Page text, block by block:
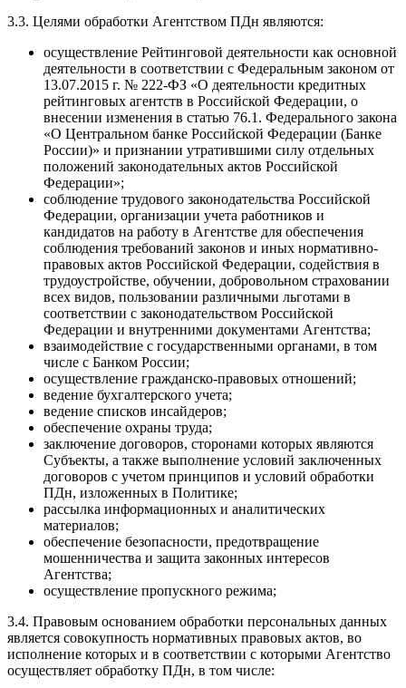
3.3. Целями обработки Агентством ПДн являются:
осуществление Рейтинговой деятельности как основной
деятельности в соответствии с Федеральным законом от
13.07.2015 г. № 222-ФЗ «О деятельности кредитных
рейтинговых агентств в Российской Федерации, о
внесении изменения в статью 76.1. Федерального закона
«О Центральном банке Российской Федерации (Банке
России)» и признании утратившими силу отдельных
положений законодательных актов Российской
Федерации»;
соблюдение трудового законодательства Российской
Федерации, организации учета работников и
кандидатов на работу в Агентстве для обеспечения
соблюдения требований законов и иных нормативно-
правовых актов Российской Федерации, содействия в
трудоустройстве, обучении, добровольном страховании
всех видов, пользовании различными льготами в
соответствии с законодательством Российской
Федерации и внутренними документами Агентства;
взаимодействие с государственными органами, в том
числе с Банком России;
осуществление гражданско-правовых отношений;
ведение бухгалтерского учета;
ведение списков инсайдеров;
обеспечение охраны труда;
заключение договоров, сторонами которых являются
Субъекты, а также выполнение условий заключенных
договоров с учетом принципов и условий обработки
ПДн, изложенных в Политике;
рассылка информационных и аналитических
материалов;
обеспечение безопасности, предотвращение
мошенничества и защита законных интересов
Агентства;
осуществление пропускного режима;
3.4. Правовым основанием обработки персональных данных
является совокупность нормативных правовых актов, во
исполнение которых и в соответствии с которыми Агентство
осуществляет обработку ПДн, в том числе: